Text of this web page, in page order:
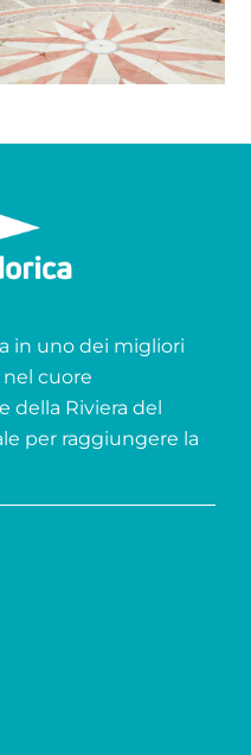
in uno dei migliori
nel cuore
della Riviera del
per raggiungere la